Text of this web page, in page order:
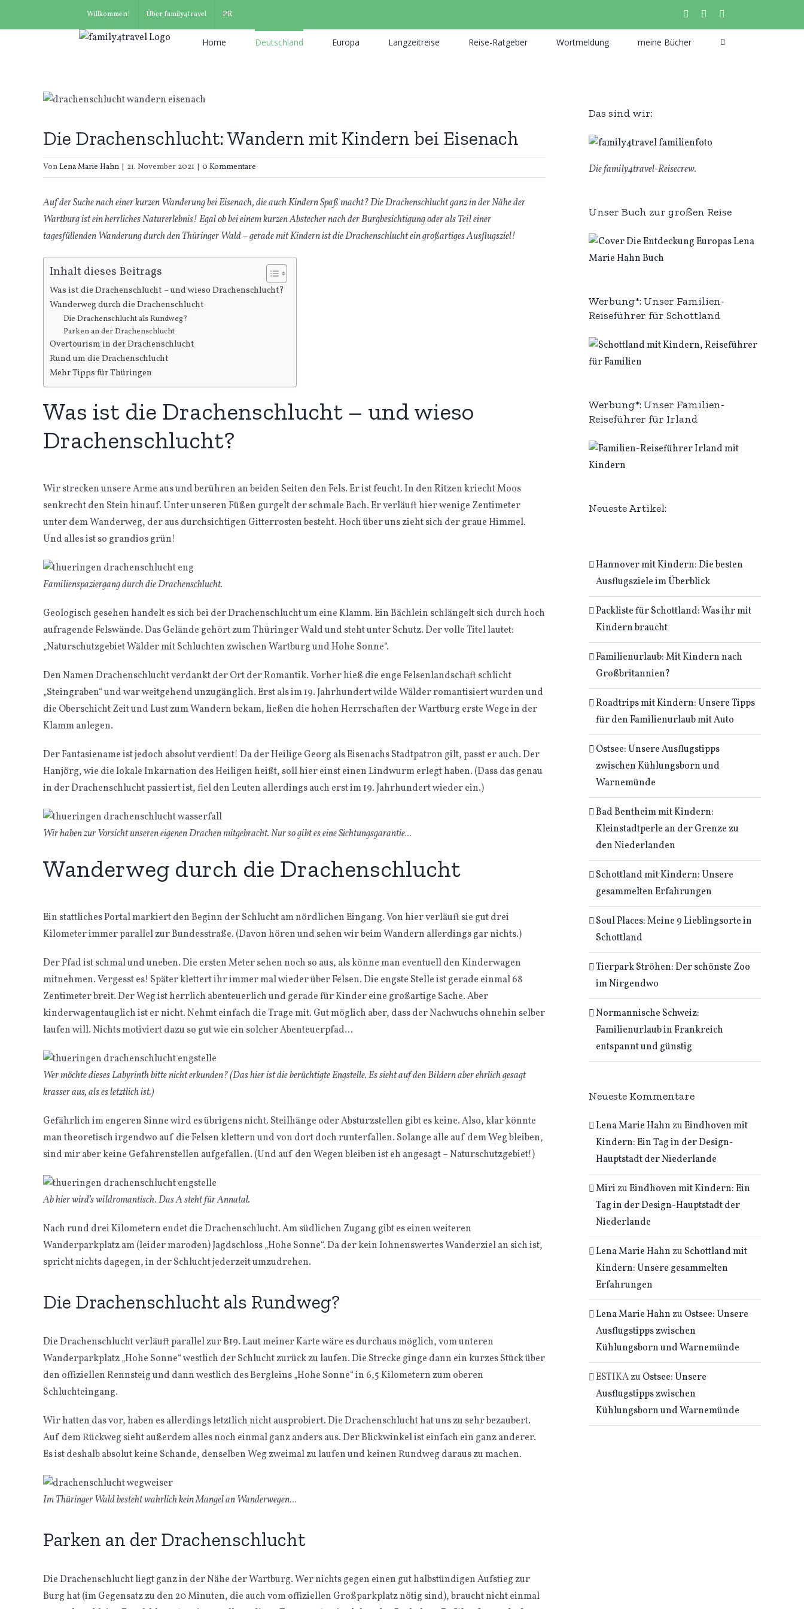
Willkommen! Über family4travel PR instagramfacebook
Home Deutschland Europa Langzeitreise Reise-Ratgeber Wortmeldung meine Bücher
Die Drachenschlucht: Wandern mit Kindern bei Eisenach
VonLena Marie Hahn | 21. November 2021 | 0 Kommentare
Auf der Suche nach einer kurzen Wanderung bei Eisenach, die auch Kindern Spaß macht? Die Drachenschlucht ganz in der Nähe der
Wartburg ist ein herrliches Naturerlebnis! Egal ob bei einem kurzen Abstecher nach der Burgbesichtigung oder als Teil einer
tagesfüllenden Wanderung durch den Thüringer Wald – gerade mit Kindern ist die Drachenschlucht ein großartiges Ausflugsziel!
Inhalt dieses Beitrags
Was ist die Drachenschlucht – und wieso Drachenschlucht?
Wanderweg durch die Drachenschlucht
Die Drachenschlucht als Rundweg?
Parken an der Drachenschlucht
Overtourism in der Drachenschlucht
Rund um die Drachenschlucht
Mehr Tipps für Thüringen
Was ist die Drachenschlucht – und wieso
Drachenschlucht?
Wir strecken unsere Arme aus und berühren an beiden Seiten den Fels. Er ist feucht. In den Ritzen kriecht Moos
senkrecht den Stein hinauf. Unter unseren Füßen gurgelt der schmale Bach. Er verläuft hier wenige Zentimeter
unter dem Wanderweg, der aus durchsichtigen Gitterrosten besteht. Hoch über uns zieht sich der graue Himmel.
Und alles ist so grandios grün!
Familienspaziergang durch die Drachenschlucht.
Geologisch gesehen handelt es sich bei der Drachenschlucht um eine Klamm. Ein Bächlein schlängelt sich durch hoch
aufragende Felswände. Das Gelände gehört zum Thüringer Wald und steht unter Schutz. Der volle Titel lautet:
„Naturschutzgebiet Wälder mit Schluchten zwischen Wartburg und Hohe Sonne“.
Den Namen Drachenschlucht verdankt der Ort der Romantik. Vorher hieß die enge Felsenlandschaft schlicht
„Steingraben“ und war weitgehend unzugänglich. Erst als im 19. Jahrhundert wilde Wälder romantisiert wurden und
die Oberschicht Zeit und Lust zum Wandern bekam, ließen die hohen Herrschaften der Wartburg erste Wege in der
Klamm anlegen.
Der Fantasiename ist jedoch absolut verdient! Da der Heilige Georg als Eisenachs Stadtpatron gilt, passt er auch. Der
Hanjörg, wie die lokale Inkarnation des Heiligen heißt, soll hier einst einen Lindwurm erlegt haben. (Dass das genau
in der Drachenschlucht passiert ist, fiel den Leuten allerdings auch erst im 19. Jahrhundert wieder ein.)
Wir haben zur Vorsicht unseren eigenen Drachen mitgebracht. Nur so gibt es eine Sichtungsgarantie…
Wanderweg durch die Drachenschlucht
Ein stattliches Portal markiert den Beginn der Schlucht am nördlichen Eingang. Von hier verläuft sie gut drei
Kilometer immer parallel zur Bundesstraße. (Davon hören und sehen wir beim Wandern allerdings gar nichts.)
Der Pfad ist schmal und uneben. Die ersten Meter sehen noch so aus, als könne man eventuell den Kinderwagen
mitnehmen. Vergesst es! Später klettert ihr immer mal wieder über Felsen. Die engste Stelle ist gerade einmal 68
Zentimeter breit. Der Weg ist herrlich abenteuerlich und gerade für Kinder eine großartige Sache. Aber
kinderwagentauglich ist er nicht. Nehmt einfach die Trage mit. Gut möglich aber, dass der Nachwuchs ohnehin selber
laufen will. Nichts motiviert dazu so gut wie ein solcher Abenteuerpfad…
Wer möchte dieses Labyrinth bitte nicht erkunden? (Das hier ist die berüchtigte Engstelle. Es sieht auf den Bildern aber ehrlich gesagt
krasser aus, als es letztlich ist.)
Gefährlich im engeren Sinne wird es übrigens nicht. Steilhänge oder Absturzstellen gibt es keine. Also, klar könnte
man theoretisch irgendwo auf die Felsen klettern und von dort doch runterfallen. Solange alle auf dem Weg bleiben,
sind mir aber keine Gefahrenstellen aufgefallen. (Und auf den Wegen bleiben ist eh angesagt – Naturschutzgebiet!)
Ab hier wird’s wildromantisch. Das A steht für Annatal.
Nach rund drei Kilometern endet die Drachenschlucht. Am südlichen Zugang gibt es einen weiteren
Wanderparkplatz am (leider maroden) Jagdschloss „Hohe Sonne“. Da der kein lohnenswertes Wanderziel an sich ist,
spricht nichts dagegen, in der Schlucht jederzeit umzudrehen.
Die Drachenschlucht als Rundweg?
Die Drachenschlucht verläuft parallel zur B19. Laut meiner Karte wäre es durchaus möglich, vom unteren
Wanderparkplatz „Hohe Sonne“ westlich der Schlucht zurück zu laufen. Die Strecke ginge dann ein kurzes Stück über
den offiziellen Rennsteig und dann westlich des Bergleins „Hohe Sonne“ in 6,5 Kilometern zum oberen
Schluchteingang.
Wir hatten das vor, haben es allerdings letztlich nicht ausprobiert. Die Drachenschlucht hat uns zu sehr bezaubert.
Auf dem Rückweg sieht außerdem alles noch einmal ganz anders aus. Der Blickwinkel ist einfach ein ganz anderer.
Es ist deshalb absolut keine Schande, denselben Weg zweimal zu laufen und keinen Rundweg daraus zu machen.
Im Thüringer Wald besteht wahrlich kein Mangel an Wanderwegen…
Parken an der Drachenschlucht
Die Drachenschlucht liegt ganz in der Nähe der Wartburg. Wer nichts gegen einen gut halbstündigen Aufstieg zur
Burg hat (im Gegensatz zu den 20 Minuten, die auch vom offiziellen Großparkplatz nötig sind), braucht nicht einmal
Das sind wir:
Die family4travel-Reisecrew.
Unser Buch zur großen Reise
Werbung*: Unser Familien-
Reiseführer für Schottland
Werbung*: Unser Familien-
Reiseführer für Irland
Neueste Artikel:
Hannover mit Kindern: Die besten
Ausflugsziele im Überblick
Packliste für Schottland: Was ihr mit
Kindern braucht
Familienurlaub: Mit Kindern nach
Großbritannien?
Roadtrips mit Kindern: Unsere Tipps
für den Familienurlaub mit Auto
Ostsee: Unsere Ausflugstipps
zwischen Kühlungsborn und
Warnemünde
Bad Bentheim mit Kindern:
Kleinstadtperle an der Grenze zu
den Niederlanden
Schottland mit Kindern: Unsere
gesammelten Erfahrungen
Soul Places: Meine 9 Lieblingsorte in
Schottland
Tierpark Ströhen: Der schönste Zoo
im Nirgendwo
Normannische Schweiz:
Familienurlaub in Frankreich
entspannt und günstig
Neueste Kommentare
Lena Marie HahnzuEindhoven mit
Kindern: Ein Tag in der Design-
Hauptstadt der Niederlande
MirizuEindhoven mit Kindern: Ein
Tag in der Design-Hauptstadt der
Niederlande
Lena Marie Hahnzu Schottland mit
Kindern: Unsere gesammelten
Erfahrungen
Lena Marie Hahnzu Ostsee: Unsere
Ausflugstipps zwischen
Kühlungsborn und Warnemünde
ESTIKAzu Ostsee: Unsere
Ausflugstipps zwischen
Kühlungsborn und Warnemünde